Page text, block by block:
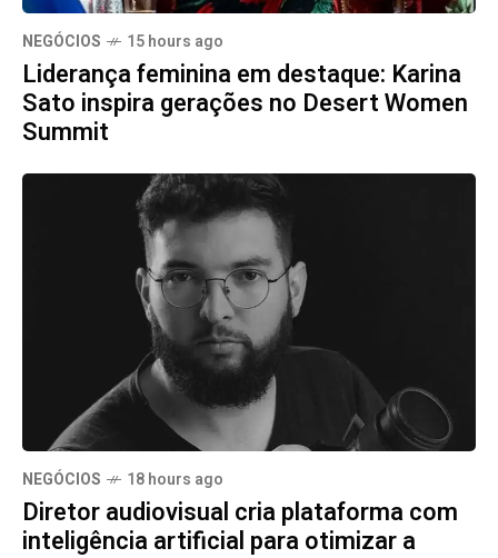
NEGÓCIOS 15 hours ago
Liderança feminina em destaque: Karina
Sato inspira gerações no Desert Women
Summit
NEGÓCIOS 18 hours ago
Diretor audiovisual cria plataforma com
inteligência artificial para otimizar a